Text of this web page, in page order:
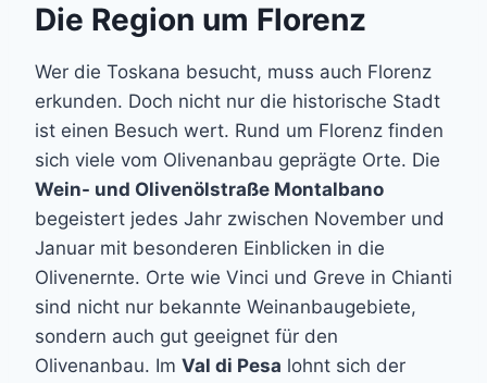
Die Region um Florenz
Wer die Toskana besucht, muss auch Florenz
erkunden. Doch nicht nur die historische Stadt
ist einen Besuch wert. Rund um Florenz finden
sich viele vom Olivenanbau geprägte Orte. Die
Wein- und Olivenölstraße Montalbano
begeistert jedes Jahr zwischen November und
Januar mit besonderen Einblicken in die
Olivenernte. Orte wie Vinci und Greve in Chianti
sind nicht nur bekannte Weinanbaugebiete,
sondern auch gut geeignet für den
Olivenanbau. Im Val di Pesa lohnt sich der